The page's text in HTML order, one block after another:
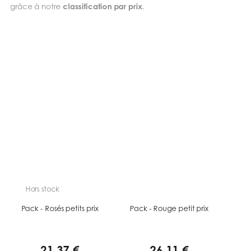
grâce à notre classification par prix.
Hors stock
Pack - Rosés petits prix Pack - Rouge petit prix